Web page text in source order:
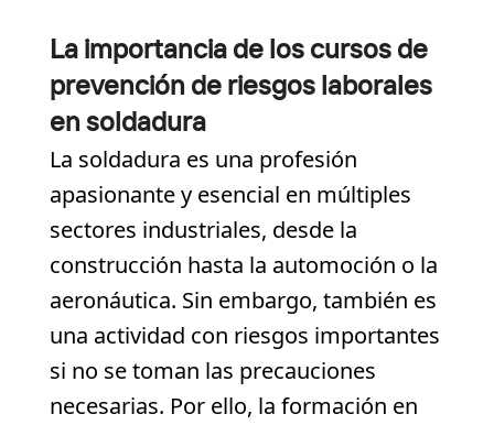
La importancia de los cursos de
prevención de riesgos laborales
en soldadura
La soldadura es una profesión
apasionante y esencial en múltiples
sectores industriales, desde la
construcción hasta la automoción o la
aeronáutica. Sin embargo, también es
una actividad con riesgos importantes
si no se toman las precauciones
necesarias. Por ello, la formación en